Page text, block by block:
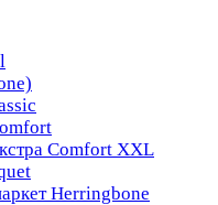
Comfort XXL
Herringbone